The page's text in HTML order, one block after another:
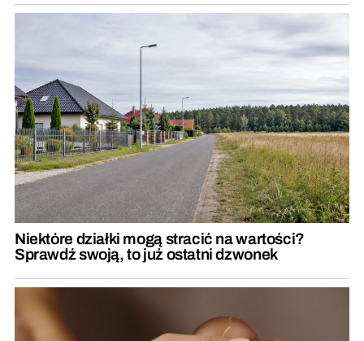
Niektóre działki mogą stracić na wartości?
Sprawdź swoją, to już ostatni dzwonek